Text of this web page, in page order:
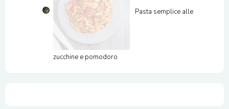
Pasta semplice alle
zucchine e pomodoro